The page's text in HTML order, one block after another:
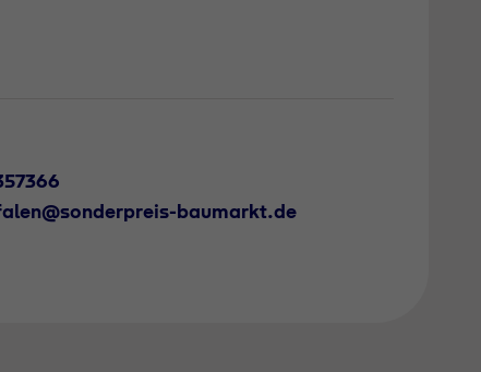
baumarkt.de